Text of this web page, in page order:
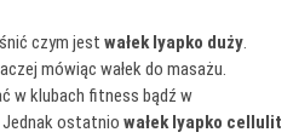
czym jestwałek lyapko duży.
mówiąc wałek do masażu.
w klubach fitness bądź w
Jednak ostatniowałek lyapko cellulit